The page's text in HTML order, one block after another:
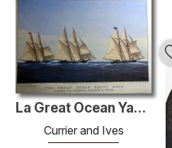
La Great Ocean Yacht Race
Currier and Ives